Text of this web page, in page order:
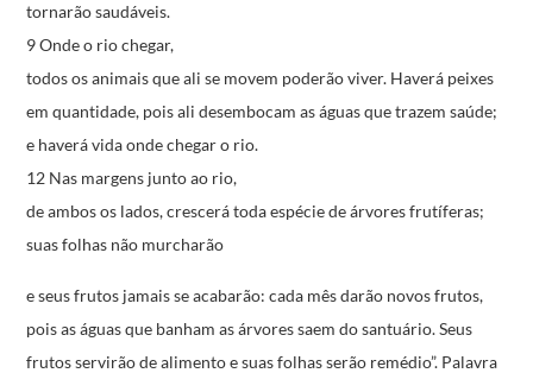
tornarão saudáveis.
9 Onde o rio chegar,
todos os animais que ali se movem poderão viver. Haverá peixes
em quantidade, pois ali desembocam as águas que trazem saúde;
e haverá vida onde chegar o rio.
12 Nas margens junto ao rio,
de ambos os lados,crescerá toda espécie de árvores frutíferas;
suas folhas não murcharão
e seus frutos jamais se acabarão: cada mês darão novos frutos,
pois as águas que banham as árvores saem do santuário.Seus
frutos servirão de alimentoe suas folhas serão remédio”. Palavra